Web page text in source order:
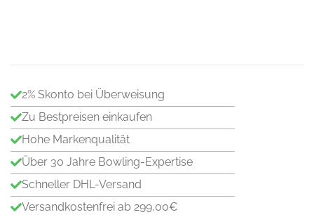
2% Skonto bei Überweisung
Zu Bestpreisen einkaufen
Hohe Markenqualität
Über 30 Jahre Bowling-Expertise
Schneller DHL-Versand
Versandkostenfrei ab 299,00€